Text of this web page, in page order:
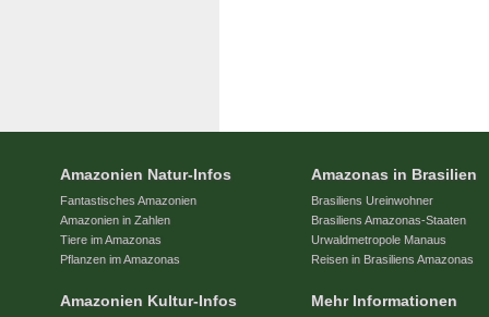
Amazonien Natur-Infos
Fantastisches Amazonien
Amazonien in Zahlen
Tiere im Amazonas
Pflanzen im Amazonas
Amazonien Kultur-Infos
Amazonas in Brasilien
Brasiliens Ureinwohner
Brasiliens Amazonas-Staaten
Urwaldmetropole Manaus
Reisen in Brasiliens Amazonas
Mehr Informationen